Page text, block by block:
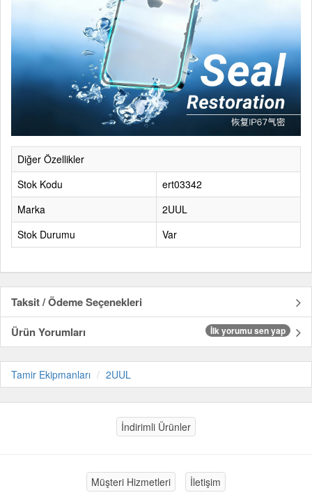
Diğer Özellikler
Stok Kodu
ert03342
Marka
2UUL
Stok Durumu
Var
Taksit / Ödeme Seçenekleri
Ürün Yorumları
İlk yorumu sen yap
Tamir Ekipmanları 2UUL
İndirimli Ürünler
Müşteri Hizmetleri İletişim